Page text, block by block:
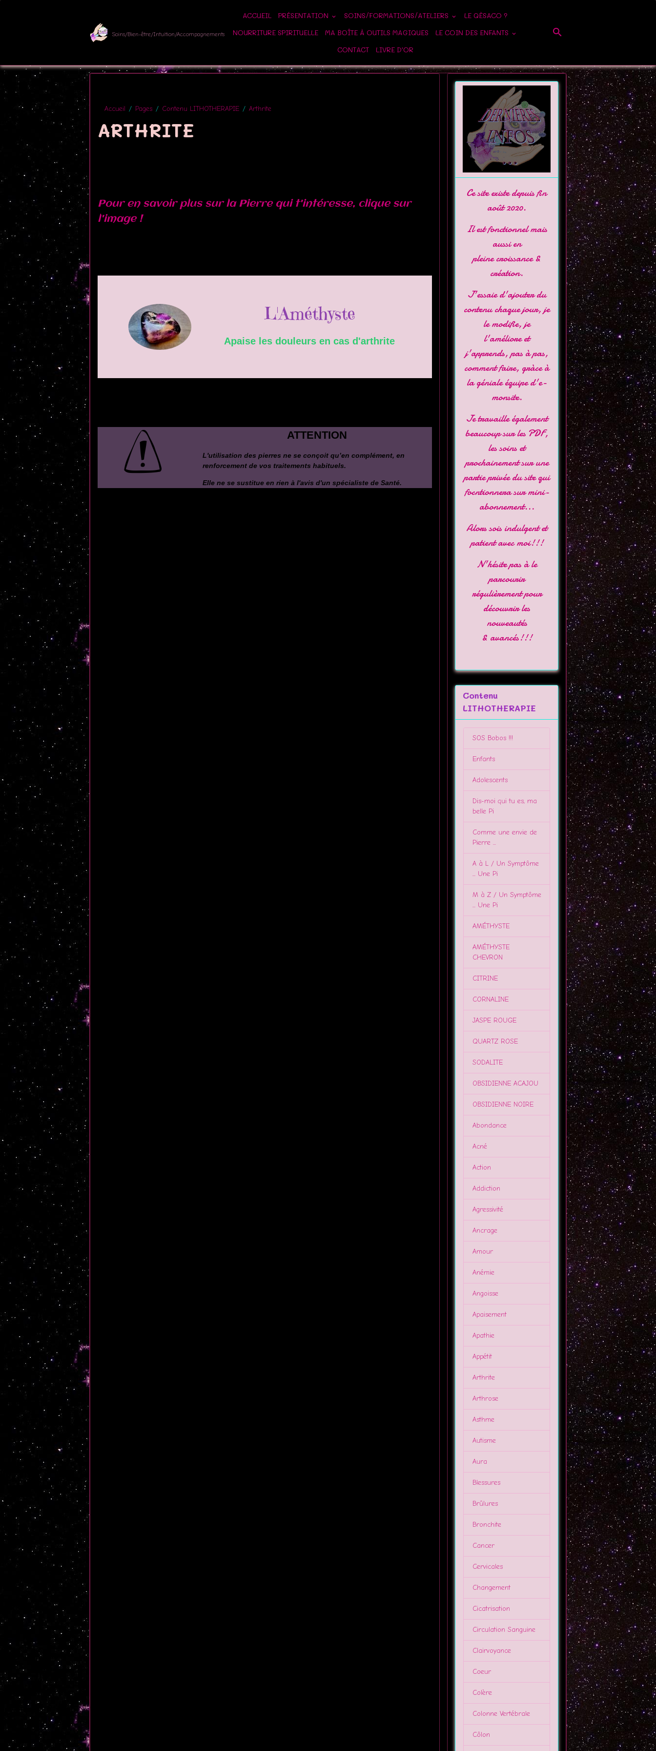
Soins/Bien-être/Intuition/Accompagnements
ACCUEIL PRÉSENTATION SOINS/FORMATIONS/ATELIERS
LE QÈSACO ?
NOURRITURE SPIRITUELLE
MA BOÎTE À OUTILS MAGIQUES
LE COIN DES ENFANTS
CONTACT
LIVRE D'OR
Accueil Pages Contenu LITHOTHERAPIE Arthrite
ARTHRITE
Pour en savoir plus sur la Pierre qui t'intéresse, clique sur
l'image !
L'Améthyste
Apaise les douleurs en cas d'arthrite
ATTENTION
L'utilisation des pierres ne se conçoit qu’en complément, en
renforcement de vos traitements habituels.
Elle ne se sustitue en rien à l'avis d'un spécialiste de Santé.
Ce site existe depuis fin
août 2020.
Il est fonctionnel mais
aussi en
pleine croissance &
création.
J'essaie d'ajouter du
contenu chaque jour, je
le modifie, je
l'améliore et
j'apprends, pas à pas,
comment faire, gràce à
la géniale équipe d'e-
monsite.
Je travaille également
beaucoup sur les PDF,
les soins et
prochainement sur une
partie privée du site qui
focntionnera sur mini-
abonnement...
Alors sois indulgent et
patient avec moi!!!
N'hésite pas à le
parcourir
régulièrement pour
découvrir les
nouveautés
& avancés!!!
Contenu
LITHOTHERAPIE
SOS Bobos !!!
Enfants
Adolescents
Dis-moi qui tu es, ma
belle Pi
Comme une envie de
Pierre ...
A à L / Un Symptôme
... Une Pi
M à Z / Un Symptôme
... Une Pi
AMÉTHYSTE
AMÉTHYSTE
CHEVRON
CITRINE
CORNALINE
JASPE ROUGE
QUARTZ ROSE
SODALITE
OBSIDIENNE ACAJOU
OBSIDIENNE NOIRE
Abondance
Acné
Action
Addiction
Agressivité
Ancrage
Amour
Anémie
Angoisse
Apaisement
Apathie
Appétit
Arthrite
Arthrose
Asthme
Autisme
Aura
Blessures
Brûlures
Bronchite
Cancer
Cervicales
Changement
Cicatrisation
Circulation Sanguine
Clairvoyance
Coeur
Colère
Colonne Vertébrale
Côlon